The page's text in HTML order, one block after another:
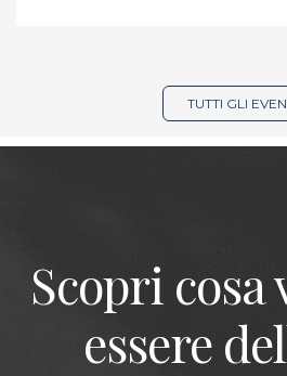
TUTTI GLI
Scopri
essere